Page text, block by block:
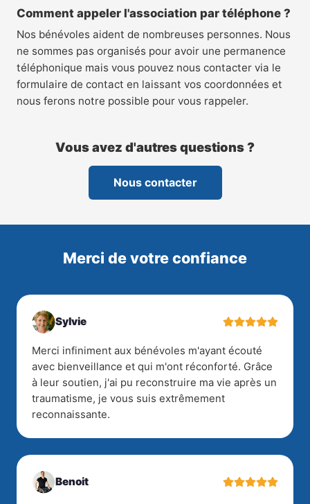
Comment appeler l'association par téléphone ?
Nos bénévoles aident de nombreuses personnes. Nous
ne sommes pas organisés pour avoir une permanence
téléphonique mais vous pouvez nous contacter via le
formulaire de contact en laissant vos coordonnées et
nous ferons notre possible pour vous rappeler.
Vous avez d'autres questions ?
Nous contacter
Merci de votre confiance
Sylvie
Merci infiniment aux bénévoles m'ayant écouté
avec bienveillance et qui m'ont réconforté. Grâce
à leur soutien, j'ai pu reconstruire ma vie après un
traumatisme, je vous suis extrêmement
reconnaissante.
Benoit